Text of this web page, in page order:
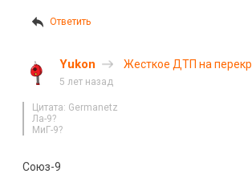
Ответить
Yukon Жесткое ДТП на
5 лет назад
Цитата: Germanetz
Ла-9?
МиГ-9?
Союз-9